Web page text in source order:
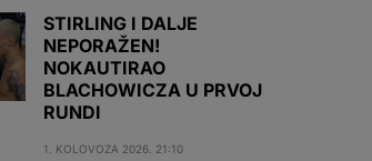
STIRLING I DALJE
NEPORAŽEN!
NOKAUTIRAO
BLACHOWICZA U PRVOJ
RUNDI
1. KOLOVOZA 2026. 21:10